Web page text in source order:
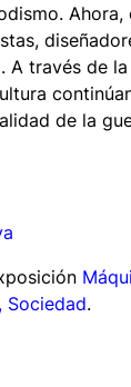
Ahora,
A través de
de la
Sociedad.